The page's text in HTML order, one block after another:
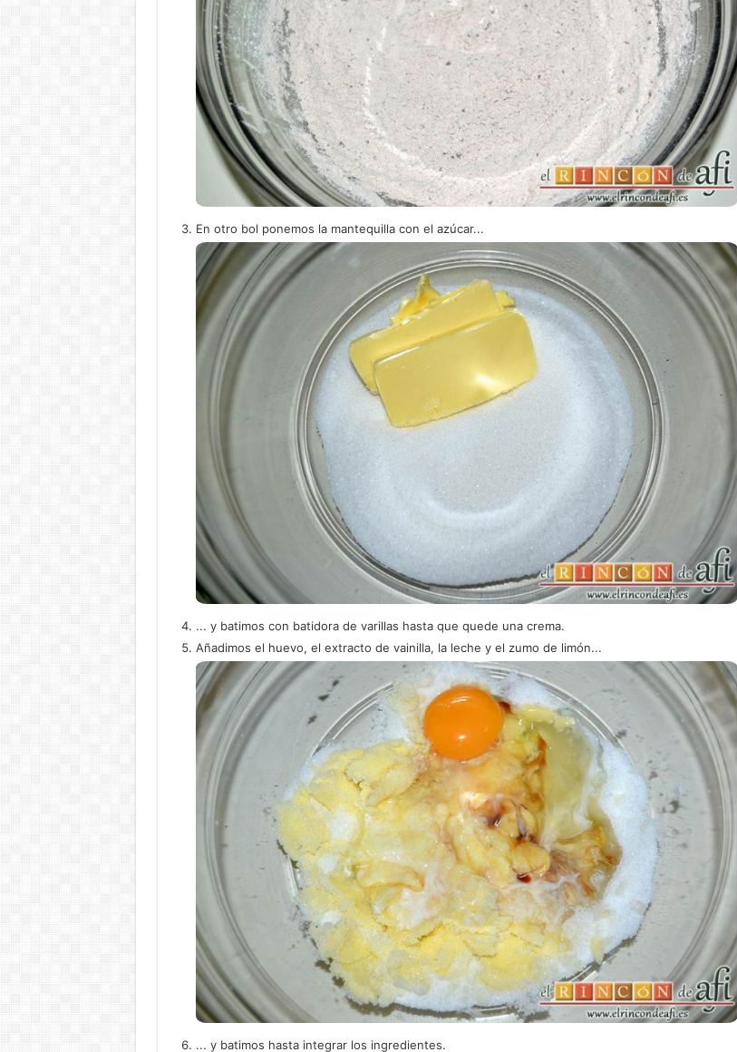
En otro bol ponemos la mantequilla con el azúcar...
... y batimos con batidora de varillas hasta que quede una crema.
Añadimos el huevo, el extracto de vainilla, la leche y el zumo de limón...
... y batimos hasta integrar los ingredientes.